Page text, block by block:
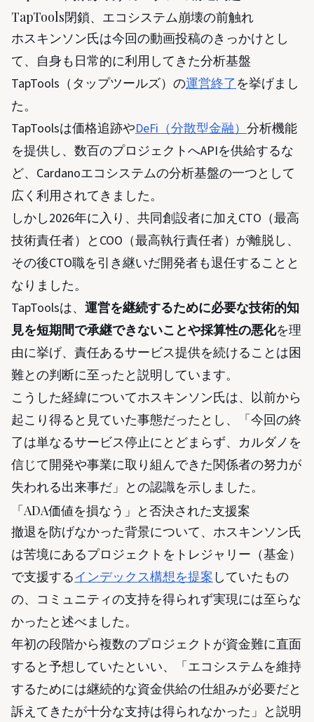
TapTools閉鎖、エコシステム崩壊の前触れ
ホスキンソン氏は今回の動画投稿のきっかけとし
て、自身も日常的に利用してきた分析基盤
TapTools（タップツールズ）の運営終了を挙げまし
た。
TapToolsは価格追跡やDeFi（分散型金融）分析機能
を提供し、数百のプロジェクトへAPIを供給するな
ど、Cardanoエコシステムの分析基盤の一つとして
広く利用されてきました。
しかし2026年に入り、共同創設者に加えCTO（最高
技術責任者）とCOO（最高執行責任者）が離脱し、
その後CTO職を引き継いだ開発者も退任することと
なりました。
TapToolsは、 運営を継続するために必要な技術的知
見を短期間で承継できないことや採算性の悪化を理
由に挙げ、責任あるサービス提供を続けることは困
難との判断に至ったと説明しています。
こうした経緯についてホスキンソン氏は、以前から
起こり得ると見ていた事態だったとし、「今回の終
了は単なるサービス停止にとどまらず、カルダノを
信じて開発や事業に取り組んできた関係者の努力が
失われる出来事だ」との認識を示しました。
「ADA価値を損なう」と否決された支援案
撤退を防げなかった背景について、ホスキンソン氏
は苦境にあるプロジェクトをトレジャリー（基金）
で支援するインデックス構想を提案していたもの
の、コミュニティの支持を得られず実現には至らな
かったと述べました。
年初の段階から複数のプロジェクトが資金難に直面
すると予想していたといい、「エコシステムを維持
するためには継続的な資金供給の仕組みが必要だと
訴えてきたが十分な支持は得られなかった」と説明